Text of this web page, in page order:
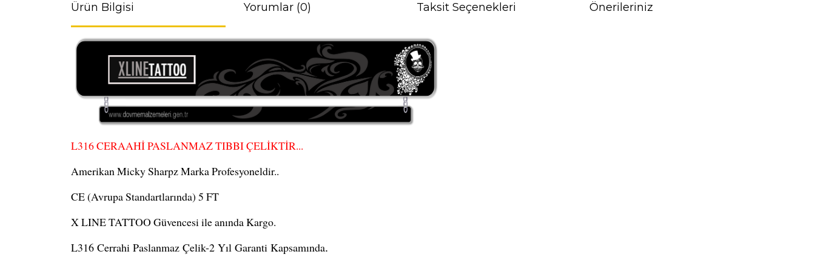
Ürün Bilgisi Yorumlar (0) Taksit Seçenekleri Önerileriniz
L316 CERAAHİ PASLANMAZ TIBBI ÇELİKTİR...
Amerikan Micky Sharpz Marka Profesyoneldir..
CE (Avrupa Standartlarında) 5 FT
X LINE TATTOO Güvencesi ile anında Kargo.
L316 Cerrahi Paslanmaz Çelik-2 Yıl Garanti Kapsamında.